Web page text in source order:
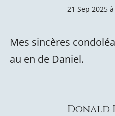
21 Sep 2025
Mes sincères
au en de Daniel.
Donald